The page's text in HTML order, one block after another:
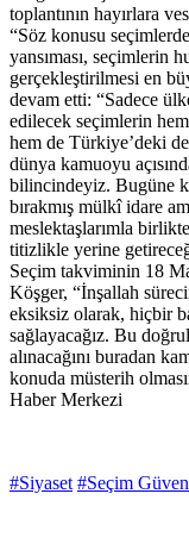
toplantının hayırlara
“Söz konusu
yansıması, seçimlerin
gerçekleştirilmesi en
devam etti: “Sadece
edilecek seçimlerin
hem de Türkiye’deki
dünya kamuoyu
bilincindeyiz. Bugüne
bırakmış mülkî idare
meslektaşlarımla
titizlikle yerine
Seçim takviminin 18
Köşger, “İnşallah
eksiksiz olarak, hiçbir
sağlayacağız. Bu
alınacağını buradan
konuda müsterih
Haber Merkezi
#Siyaset #Seçim